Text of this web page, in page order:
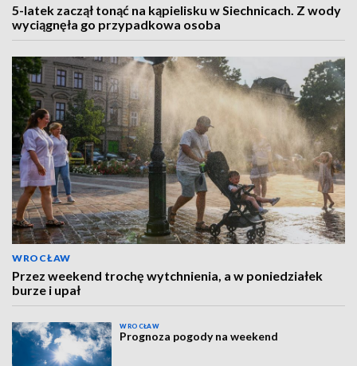
5-latek zaczął tonąć na kąpielisku w Siechnicach. Z wody
wyciągnęła go przypadkowa osoba
WROCŁAW
Przez weekend trochę wytchnienia, a w poniedziałek
burze i upał
WROCŁAW
Prognoza pogody na weekend